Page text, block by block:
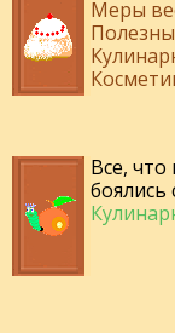
Меры
Все,
боялись